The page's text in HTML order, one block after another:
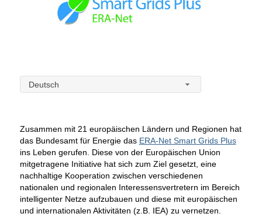
Deutsch
Zusammen mit 21 europäischen Ländern und Regionen hat
das Bundesamt für Energie das ERA-Net Smart Grids Plus
ins Leben gerufen. Diese von der Europäischen Union
mitgetragene Initiative hat sich zum Ziel gesetzt, eine
nachhaltige Kooperation zwischen verschiedenen
nationalen und regionalen Interessensvertretern im Bereich
intelligenter Netze aufzubauen und diese mit europäischen
und internationalen Aktivitäten (z.B. IEA) zu vernetzen.